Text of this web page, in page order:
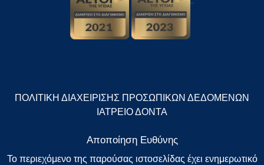
"
ΠΟΛΙΤΙΚΗ ΔΙΑΧΕΙΡΙΣΗΣ ΠΡΟΣΩΠΙΚΩΝ ΔΕΔΟΜΕΝΩΝ
ΙΑΤΡΕΙΟ ΔΟΝΤΑ
Αποποίηση Ευθύνης
Το περιεχόμενο της παρούσας ιστοσελίδας έχει ενημερωτικό